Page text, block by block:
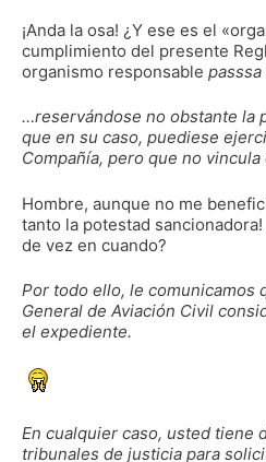
¡Anda la osa! ¿Y ese es el
cumplimiento del presente
organismo responsable
…reservándose no obstante la
que en su caso, puediese
Compañía, pero que no
Hombre, aunque no me
tanto la potestad
de vez en cuando?
Por todo ello, le comunicamos
General de Aviación Civil
el expediente.
En cualquier caso, usted tiene
tribunales de justicia para